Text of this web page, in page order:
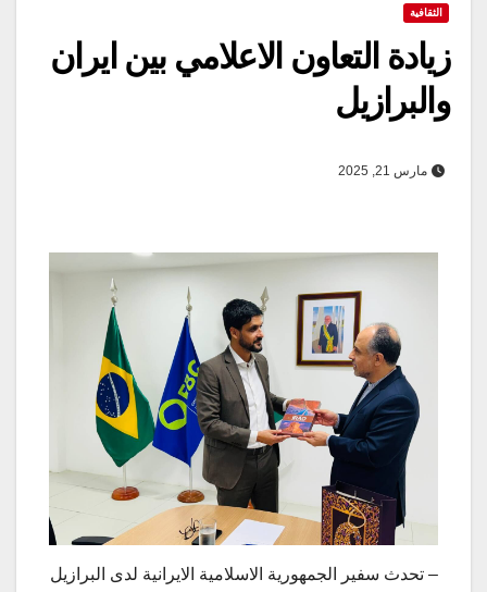
الثقافية
زيادة التعاون الاعلامي بين ايران
والبرازيل
مارس 21, 2025
– تحدث سفير الجمهورية الاسلامية الايرانية لدى البرازيل